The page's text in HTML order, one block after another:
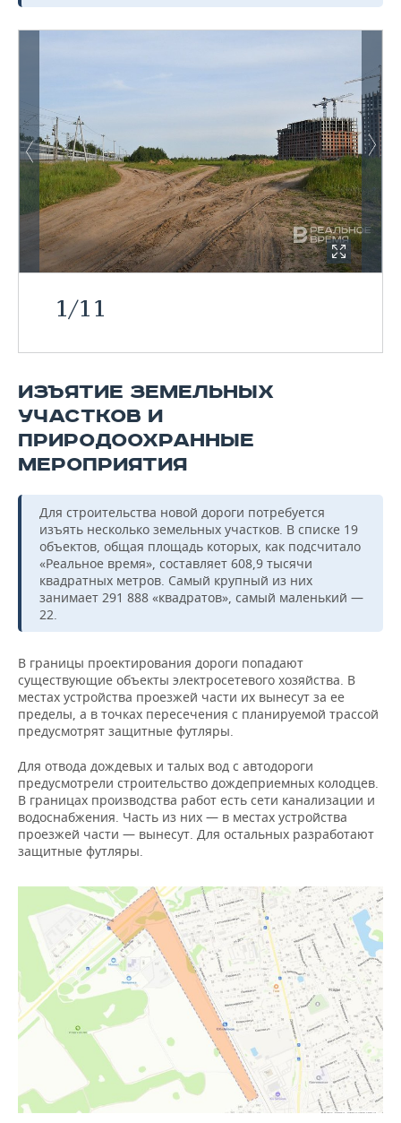
1/11
ИЗЪЯТИЕ ЗЕМЕЛЬНЫХ
УЧАСТКОВ И
ПРИРОДООХРАННЫЕ
МЕРОПРИЯТИЯ
Для строительства новой дороги потребуется
изъять несколько земельных участков. В списке 19
объектов, общая площадь которых, как подсчитало
«Реальное время», составляет 608,9 тысячи
квадратных метров. Самый крупный из них
занимает 291 888 «квадратов», самый маленький —
22.
В границы проектирования дороги попадают
существующие объекты электросетевого хозяйства. В
местах устройства проезжей части их вынесут за ее
пределы, а в точках пересечения с планируемой трассой
предусмотрят защитные футляры.
Для отвода дождевых и талых вод с автодороги
предусмотрели строительство дождеприемных колодцев.
В границах производства работ есть сети канализации и
водоснабжения. Часть из них — в местах устройства
проезжей части — вынесут. Для остальных разработают
защитные футляры.